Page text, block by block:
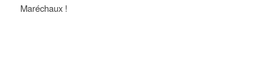
Maréchaux !